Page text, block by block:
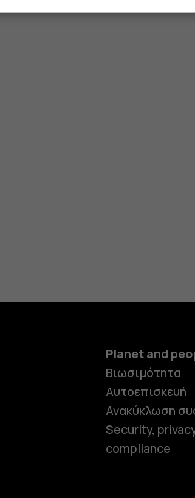
Planet and
Βιωσιμότητα
Αυτοεπισκευή
Ανακύκλωση
Security,
compliance